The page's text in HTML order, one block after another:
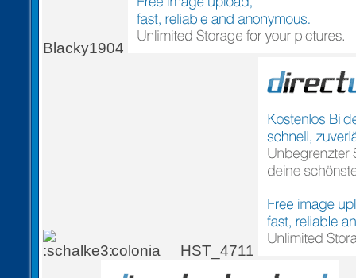
Blacky1904
colonia HST_4711